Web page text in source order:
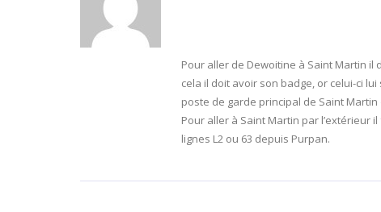
Pour aller de Dewoitine à Saint Martin
cela il doit avoir son badge, or celui-ci
poste de garde principal de Saint Martin
Pour aller à Saint Martin par l’extérieur
lignes L2 ou 63 depuis Purpan.